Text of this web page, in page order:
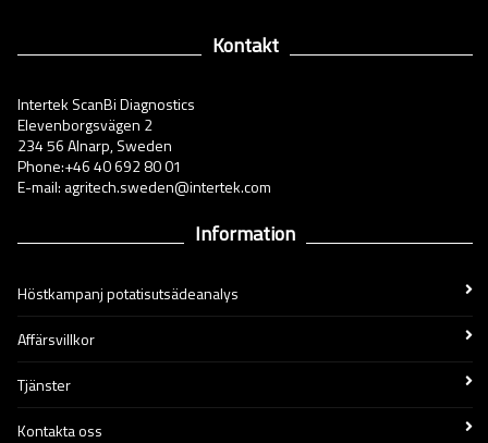
Kontakt
Intertek ScanBi Diagnostics
Elevenborgsvägen 2
234 56 Alnarp, Sweden
Phone:+46 40 692 80 01
E-mail: agritech.sweden@intertek.com
Information
Höstkampanj potatisutsädeanalys
Affärsvillkor
Tjänster
Kontakta oss